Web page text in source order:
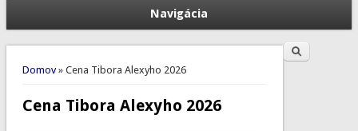
Navigácia
Nachádzate sa tu
Domov» Cena Tibora Alexyho 2026
Cena Tibora Alexyho 2026
Vyhľadávanie Hľadať